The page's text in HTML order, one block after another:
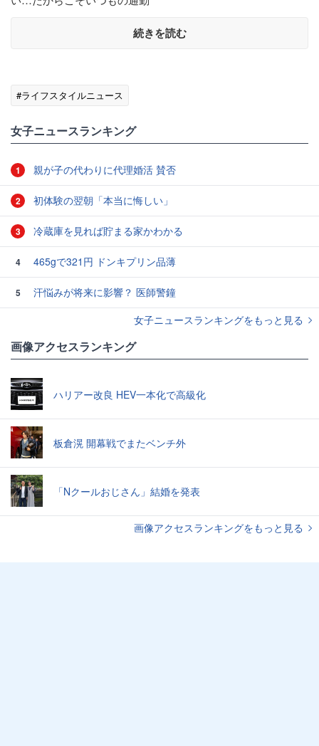
続きを読む
#ライフスタイルニュース
女子ニュースランキング
1 親が子の代わりに代理婚活 賛否
2 初体験の翌朝「本当に悔しい」
3 冷蔵庫を見れば貯まる家かわかる
4 465gで321円 ドンキプリン品薄
5
汗悩みが将来に影響？ 医師警鐘
女子ニュースランキングをもっと見る
画像アクセスランキング
ハリアー改良 HEV一本化で高級化
板倉滉 開幕戦でまたベンチ外
「Nクールおじさん」結婚を発表
画像アクセスランキングをもっと見る